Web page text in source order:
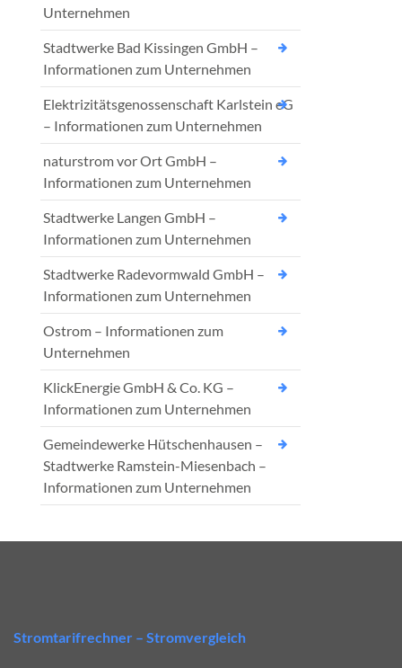
Unternehmen
Stadtwerke Bad Kissingen GmbH –
Informationen zum Unternehmen
Elektrizitätsgenossenschaft Karlstein eG
– Informationen zum Unternehmen
naturstrom vor Ort GmbH –
Informationen zum Unternehmen
Stadtwerke Langen GmbH –
Informationen zum Unternehmen
Stadtwerke Radevormwald GmbH –
Informationen zum Unternehmen
Ostrom – Informationen zum
Unternehmen
KlickEnergie GmbH & Co. KG –
Informationen zum Unternehmen
Gemeindewerke Hütschenhausen –
Stadtwerke Ramstein-Miesenbach –
Informationen zum Unternehmen
Stromtarifrechner – Stromvergleich